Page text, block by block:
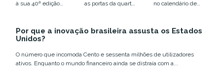
xeque
à sua 40ª edição
a
as portas da quarta
números que
no calendário de
inovação no
Por que a inovação brasileira assusta os Estados
Unidos?
O número que incomoda Cento e sessenta milhões de utilizadores
ativos. Enquanto o mundo financeiro ainda se distraía com a...